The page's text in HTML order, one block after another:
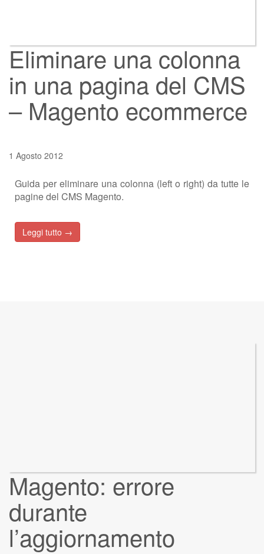
Eliminare una colonna
in una pagina del CMS
– Magento ecommerce
1 Agosto 2012
Guida per eliminare una colonna (left o right) da tutte le
pagine del CMS Magento.
Leggi tutto →
Magento: errore
durante
l’aggiornamento